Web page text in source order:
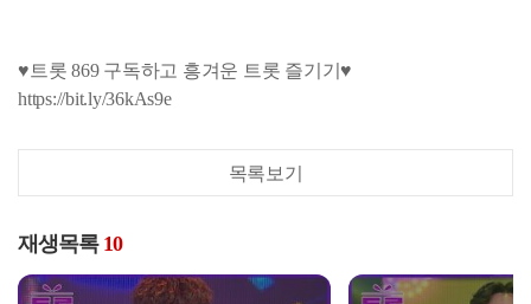
♥트롯 869 구독하고 흥겨운 트롯 즐기기♥
https://bit.ly/36kAs9e
목록보기
재생목록 10